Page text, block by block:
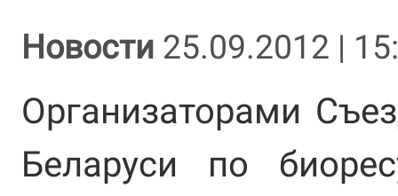
Новости 25.09.2012 |
Организаторами
Беларуси по